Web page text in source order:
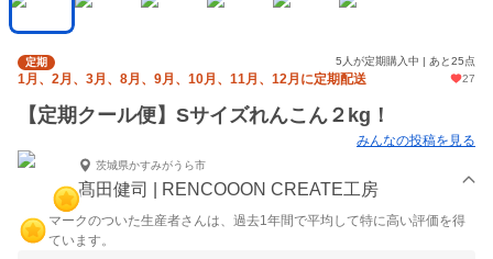
定期 5人が定期購入中 | あと25点
1月、2月、3月、8月、9月、10月、11月、12月に定期配送 27
【定期クール便】Sサイズれんこん２kg！
みんなの投稿を見る
茨城県かすみがうら市
髙田健司 | RENCOOON CREATE工房
マークのついた生産者さんは、過去1年間で平均して特に高い評価を得
ています。